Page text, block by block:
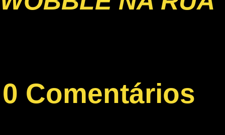
0 Comentários